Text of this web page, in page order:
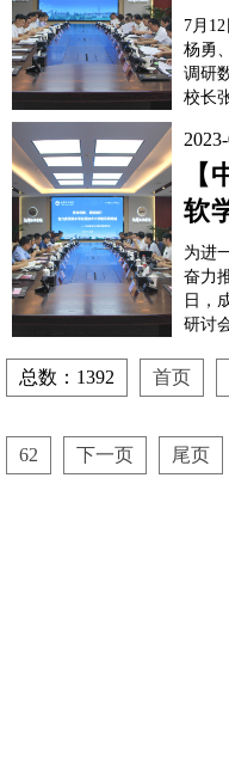
都
产
7月
杨勇
调研
校长
蔚炜
党的
济，
造具
软
展
为进
奋力
日，
研讨
人参
上，
专业
科研
总数：1392 首页
62 下一页 尾页